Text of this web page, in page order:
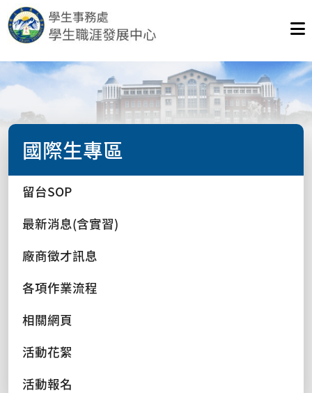
國際生專區
留台SOP
最新消息(含實習)
廠商徵才訊息
各項作業流程
相關網頁
活動花絮
活動報名